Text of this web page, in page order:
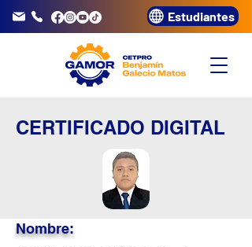
3320072 Estudiantes
CERTIFICADO DIGITAL
Nombre: